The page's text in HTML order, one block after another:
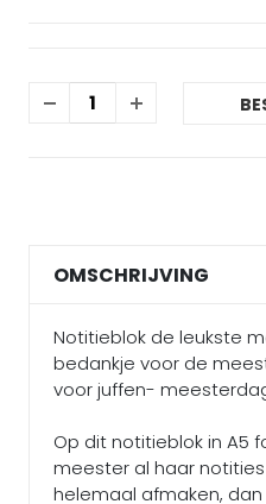
OMSCHRIJVING
Notitieblok de leukste
bedankje voor de
voor juffen-
Op dit notitieblok in A5
meester al haar
helemaal afmaken, dan